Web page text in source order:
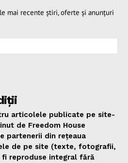
mai recente știri, oferte și anunțuri
articolele publicate pe site-
de Freedom House
partenerii din rețeaua
de pe site (texte, fotografii,
reproduse integral fără